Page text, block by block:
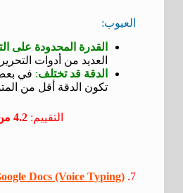
العيوب:
القدرة المحدودة على
العديد من أدوات
الدقة قد تختلف: في
تكون الدقة أقل من
التقييم: 4.2 من 5
7.
Docs (Voice Typing)